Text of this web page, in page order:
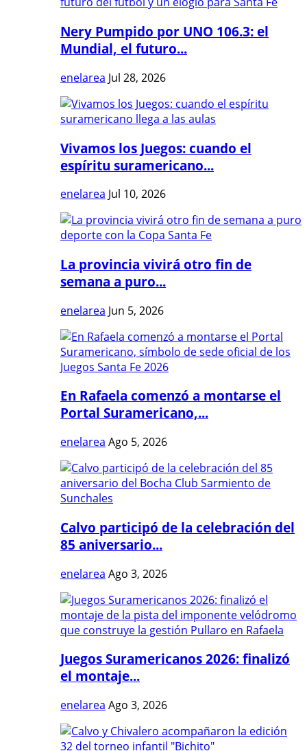
Nery Pumpido por UNO 106.3: el
Mundial, el futuro...
enelarea Jul 28, 2026
Vivamos los Juegos: cuando el
espíritu suramericano...
enelarea Jul 10, 2026
La provincia vivirá otro fin de
semana a puro...
enelarea Jun 5, 2026
En Rafaela comenzó a montarse el
Portal Suramericano,...
enelarea Ago 5, 2026
Calvo participó de la celebración del
85 aniversario...
enelarea Ago 3, 2026
Juegos Suramericanos 2026: finalizó
el montaje...
enelarea Ago 3, 2026